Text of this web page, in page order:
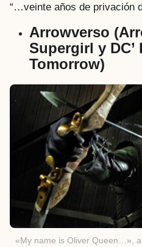
“…veinte años de privación
Arrowverso
Supergirl y
Tomorrow)
«My name is Oliver Queen…»,